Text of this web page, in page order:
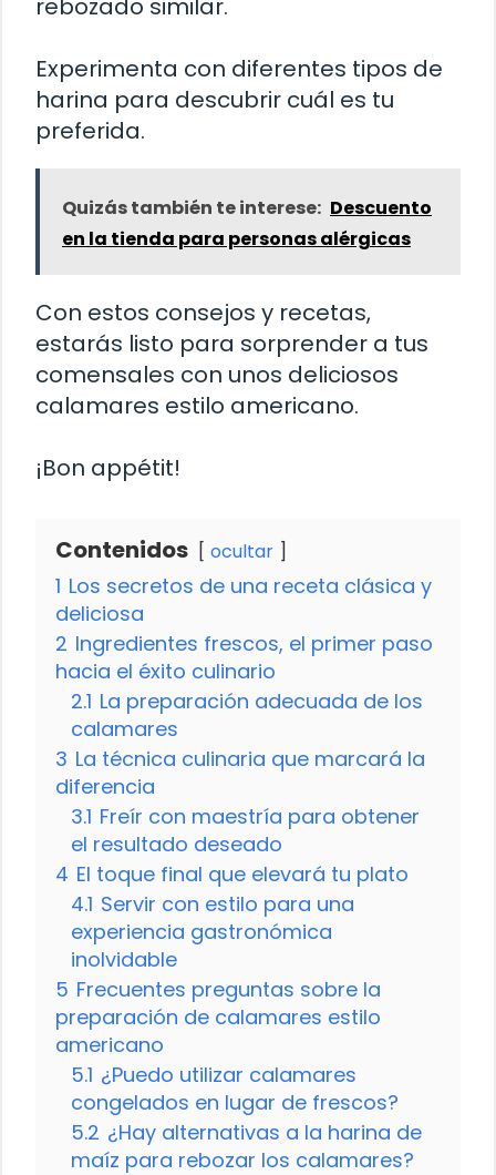
rebozado similar.
Experimenta con diferentes tipos de
harina para descubrir cuál es tu
preferida.
Quizás también te interese: Descuento
en la tienda para personas alérgicas
Con estos consejos y recetas,
estarás listo para sorprender a tus
comensales con unos deliciosos
calamares estilo americano.
¡Bon appétit!
Contenidos ocultar
1 Los secretos de una receta clásica y
deliciosa
2 Ingredientes frescos, el primer paso
hacia el éxito culinario
2.1 La preparación adecuada de los
calamares
3 La técnica culinaria que marcará la
diferencia
3.1 Freír con maestría para obtener
el resultado deseado
4 El toque final que elevará tu plato
4.1 Servir con estilo para una
experiencia gastronómica
inolvidable
5 Frecuentes preguntas sobre la
preparación de calamares estilo
americano
5.1 ¿Puedo utilizar calamares
congelados en lugar de frescos?
5.2 ¿Hay alternativas a la harina de
maíz para rebozar los calamares?